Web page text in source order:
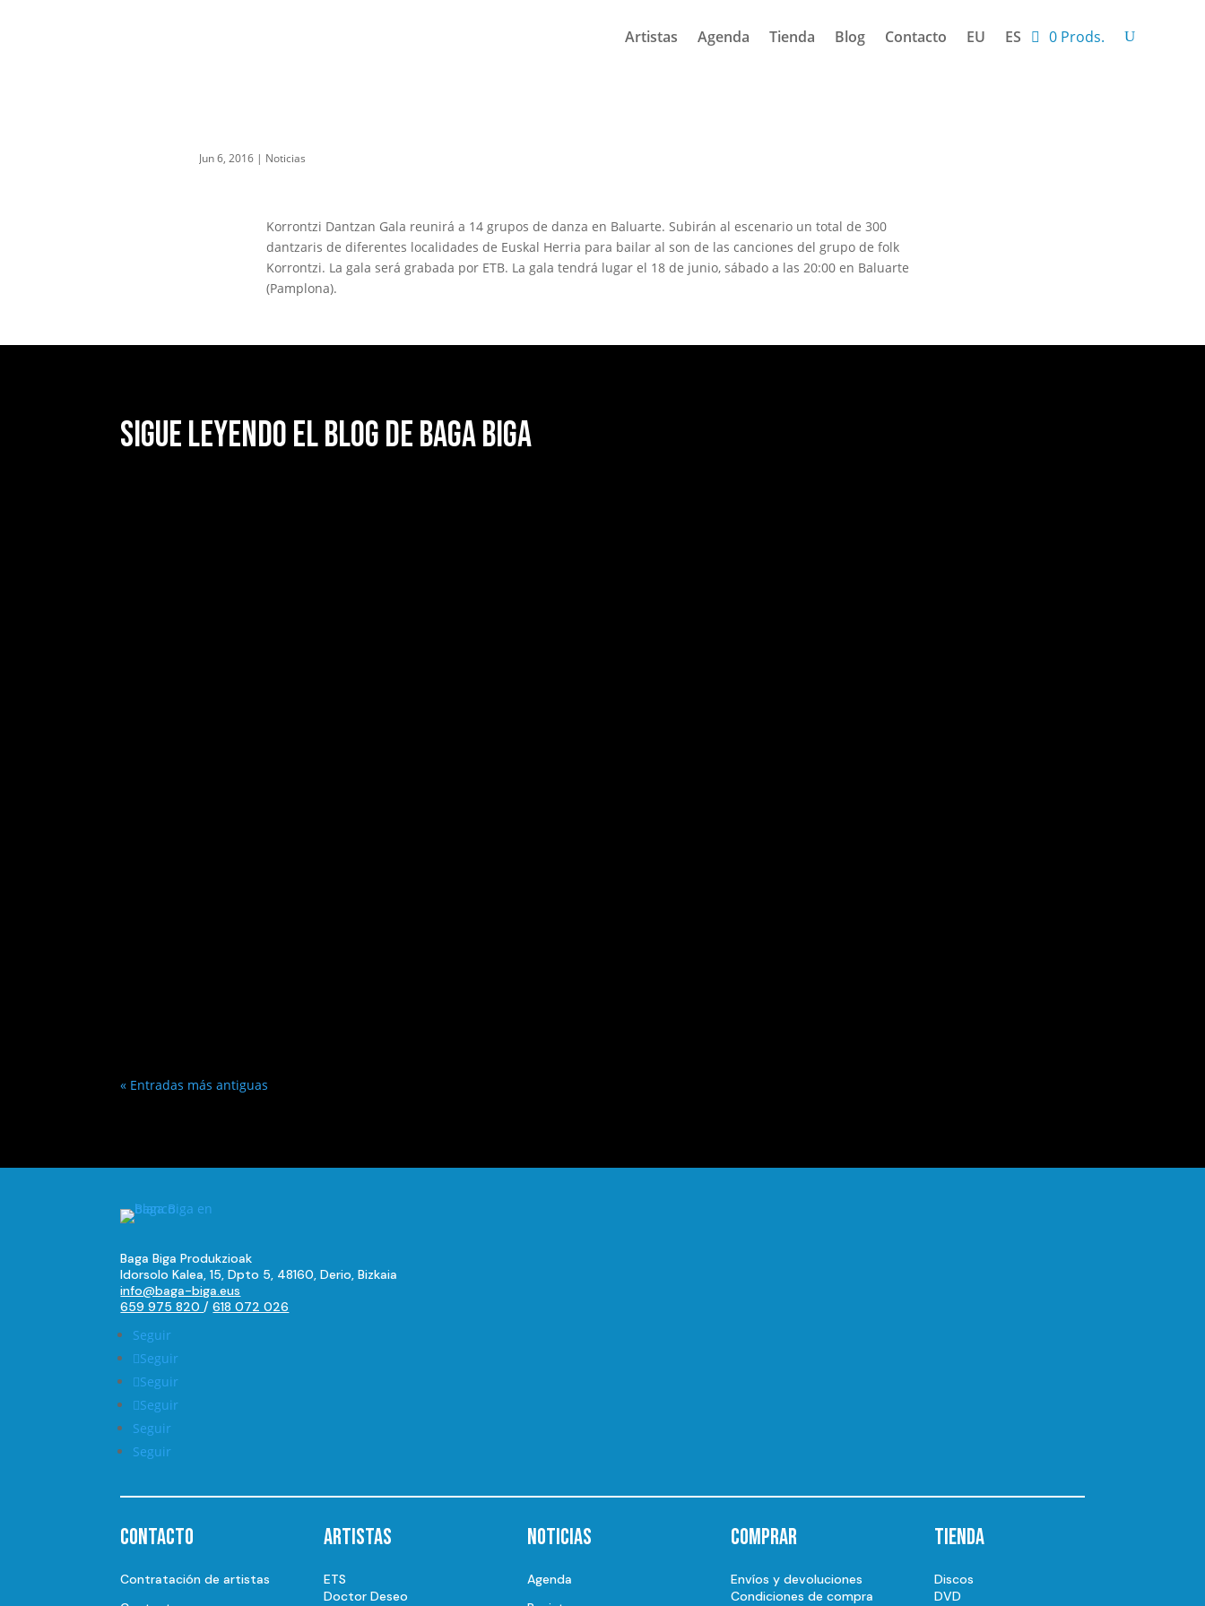
Artistas Agenda Tienda Blog Contacto EU ES 0 Prods.
Jun 6, 2016 | Noticias
Korrontzi Dantzan Gala reunirá a 14 grupos de danza en Baluarte. Subirán al escenario un total de 300
dantzaris de diferentes localidades de Euskal Herria para bailar al son de las canciones del grupo de folk
Korrontzi. La gala será grabada por ETB. La gala tendrá lugar el 18 de junio, sábado a las 20:00 en Baluarte
(Pamplona).
Sigue leyendo el blog de Baga Biga
« Entradas más antiguas
Baga Biga Produkzioak
Idorsolo Kalea, 15, Dpto 5, 48160, Derio, Bizkaia
info@baga-biga.eus
659 975 820/618 072 026
Seguir
Seguir
Seguir
Seguir
Seguir
Seguir
Contacto
Contratación de artistas
Artistas
ETS
Doctor Deseo
Noticias
Agenda
Comprar
Envíos y devoluciones
Condiciones de compra
Tienda
Discos
DVD